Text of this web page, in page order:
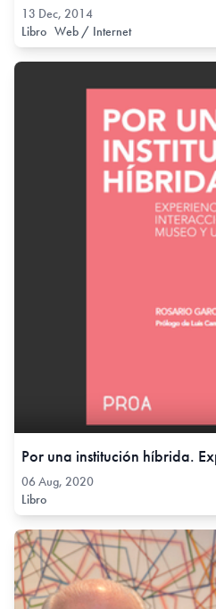
13 Dec, 2014
Libro Web / Internet
06 Aug, 2020
Libro